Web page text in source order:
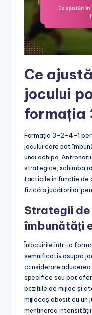
Ce
jocului
Formația 3-2-4-1
jocului care pot
unei echipe.
strategice, schimba
tacticile în funcție de
fizică a jucătorilor
Strategii
îmbunătăți
Înlocuirile într-o
semnificativ asupra
considerare
specifice sau pot
pozițiile de mijloc și
mijlocaș obosit cu un
menținerea intensității